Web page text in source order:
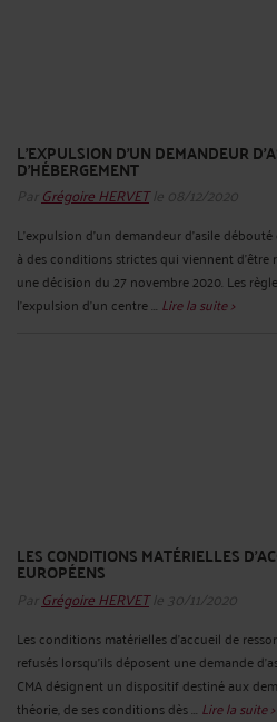
L’EXPULSION D’UN DEMANDEUR
D’HÉBERGEMENT
Par Grégoire HERVETle 08/12/2020
L'expulsion d'un demandeur d'asile
à des conditions strictes qui viennent d'être
une décision du 27 novembre 2020. Les
l'expulsion d'un centre ... Lire la suite >
LES CONDITIONS MATÉRIELLES
EUROPÉENS
Par Grégoire HERVETle 30/11/2020
Les conditions matérielles d’accueil de
refusés lorsqu'ils déposent une demande
CMA désignent un dispositif destiné aux
théorie, de ses conditions dès ... Lire la suite >